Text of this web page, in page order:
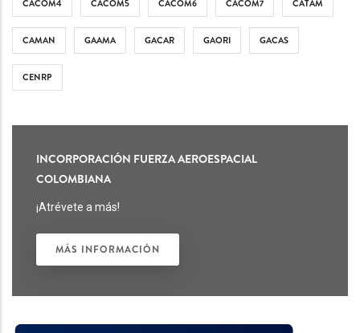
CACOM4 CACOM5 CACOM6 CACOM7 CATAM
CAMAN GAAMA GACAR GAORI GACAS
CENRP
INCORPORACIÓN FUERZA AEROESPACIAL
COLOMBIANA
¡Atrévete a más!
MÁS INFORMACIÓN